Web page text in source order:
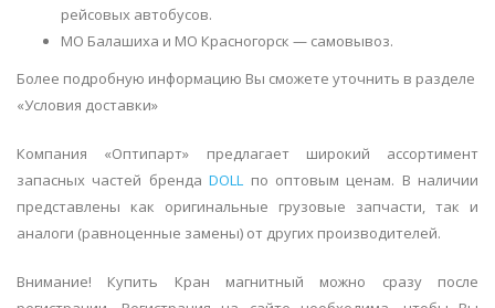
рейсовых автобусов.
МО Балашиха и МО Красногорск — самовывоз.
Более подробную информацию Вы сможете уточнить в разделе
«Условия доставки»
Компания «Оптипарт» предлагает широкий ассортимент
запасных частей брендаDOLL по оптовым ценам. В наличии
представлены как оригинальные грузовые запчасти, так и
аналоги (равноценные замены) от других производителей.
Внимание! Купить Кран магнитный можно сразу после